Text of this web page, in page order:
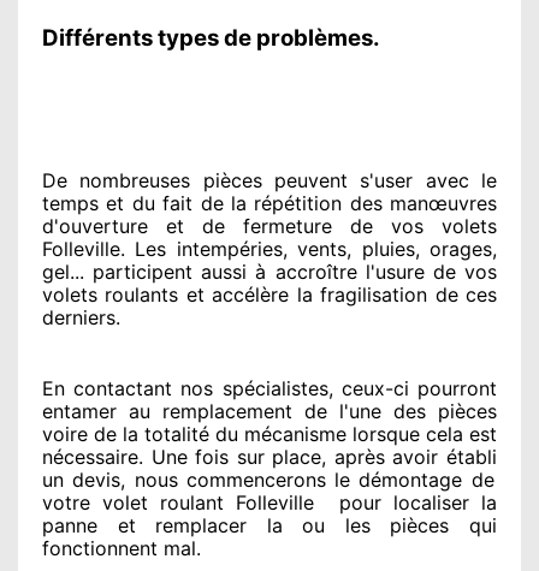
Différents types de problèmes.
De nombreuses pièces peuvent s'user avec le
temps et du fait de la répétition des manœuvres
d'ouverture et de fermeture de vos volets
Folleville. Les intempéries, vents, pluies, orages,
gel... participent aussi à accroîtrel'usure de vos
volets roulants et accélère la fragilisation de ces
derniers.
En contactant nos spécialistes, ceux-ci pourront
entamer au remplacement de l'une des pièces
voire de la totalité du mécanisme lorsque cela est
nécessaire. Une fois sur place, après avoir établi
un devis, nous commencerons le démontage de
votre volet roulant Folleville
pourlocaliser la
panne et remplacer la ou les pièces qui
fonctionnent mal.